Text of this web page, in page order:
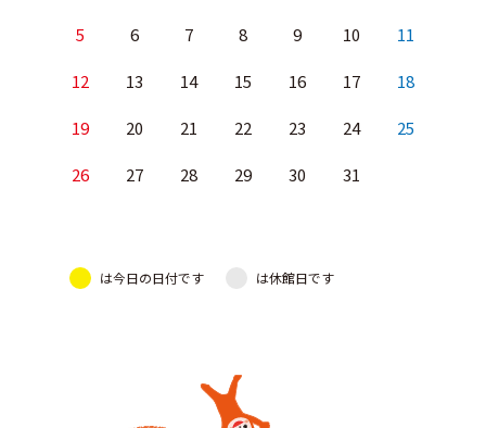
5 6 7 8 9 10 11
12 13 14 15 16 17 18
19 20 21 22 23 24 25
26 27 28 29 30 31
は今日の日付です は休館日です